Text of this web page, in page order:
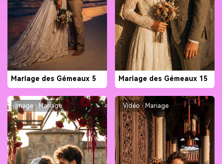
Mariage des Gémeaux 5 Mariage des Gémeaux 15
Image · Mariage Vidéo · Mariage